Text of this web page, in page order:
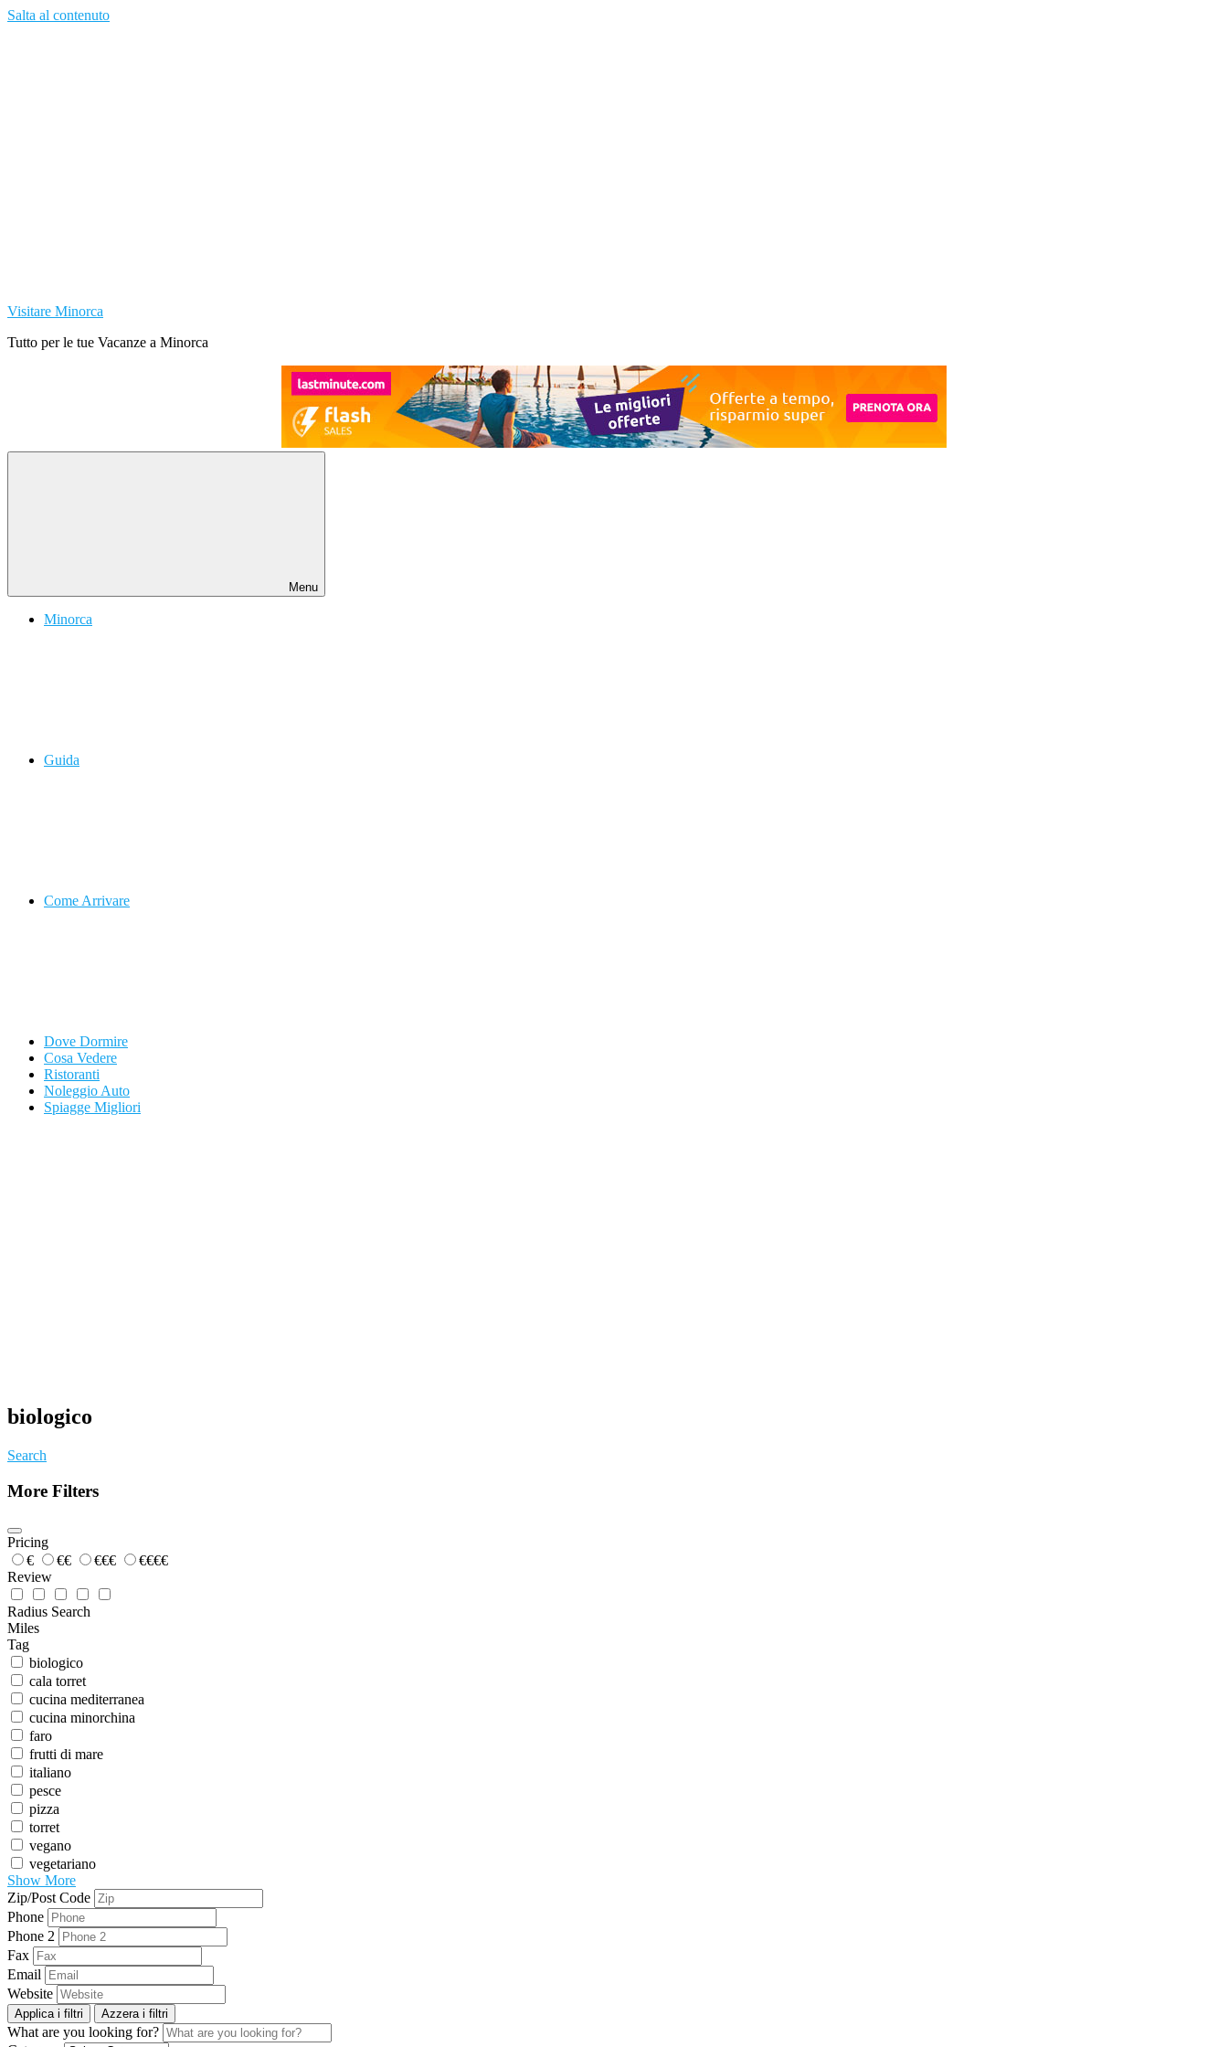
Salta al contenuto
Visitare Minorca
Tutto per le tue Vacanze a Minorca
Menu
Minorca
Guida
Come Arrivare
Dove Dormire
Cosa Vedere
Ristoranti
Noleggio Auto
Spiagge Migliori
biologico
Search
More Filters
Pricing
€
€€ €€€
€€€€
Review
Radius Search
Miles
Tag
biologico
cala torret
cucina mediterranea
cucina minorchina
faro
frutti di mare
italiano
pesce
pizza
torret
vegano
vegetariano
Show More
Zip/Post Code
Phone
Phone 2
Fax
Email
Website
Applica i filtri Azzera i filtri
What are you looking for?